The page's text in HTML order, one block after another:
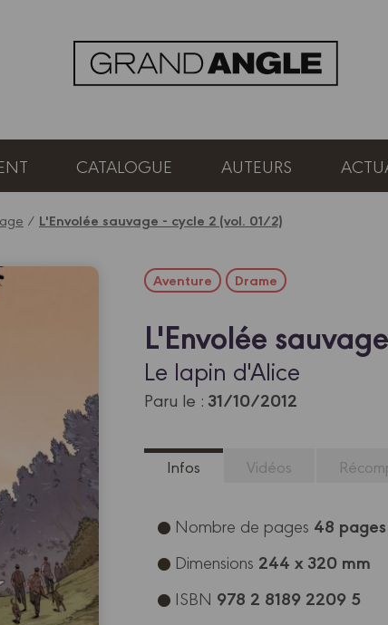
CATALOGUE AUTEURS
/ L'Envolée sauvage - cycle 2 (vol. 01/2)
Aventure Drame
L'Envolée
Le lapin d'Alice
Paru le : 31/10/2012
Infos Vidéos
Nombre de pages 48 pages
Dimensions 244 x 320 mm
ISBN 978 2 8189 2209 5